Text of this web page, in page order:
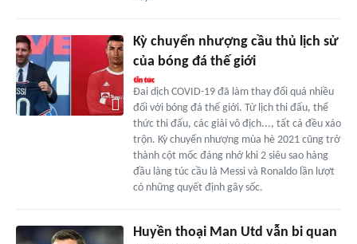
Kỳ chuyển nhượng cầu thủ lịch sử
của bóng đá thế giới
Đai dịch COVID-19 đã làm thay đổi quá nhiều
đối với bóng đá thế giới. Từ lịch thi đấu, thể
thức thi đấu, các giải vô địch..., tất cả đều xáo
trộn. Kỳ chuyển nhượng mùa hè 2021 cũng trở
thành cột mốc đáng nhớ khi 2 siêu sao hàng
đầu làng túc cầu là Messi và Ronaldo lần lượt
có những quyết định gây sốc.
Huyền thoại Man Utd vẫn bi quan